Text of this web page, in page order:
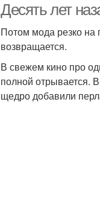
Десять лет
Потом мода резко на
возвращается.
В свежем кино про
полной отрывается.
щедро добавили